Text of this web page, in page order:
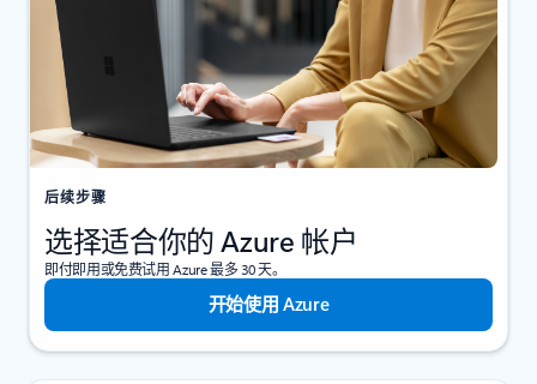
后续步骤
选择适合你的 Azure 帐户
即付即用或免费试用 Azure 最多 30 天。
开始使用 Azure